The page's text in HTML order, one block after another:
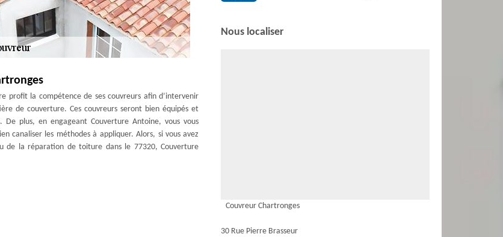
profit la compétence de ses couvreurs afin d’intervenir
de couverture. Ces couvreurs seront bien équipés et
plus, en engageant Couverture Antoine, vous vous
canaliser les méthodes à appliquer. Alors, si vous avez
de la réparation de toiture dans le 77320, Couverture
Nous localiser
Couvreur Chartronges
30 Rue Pierre Brasseur